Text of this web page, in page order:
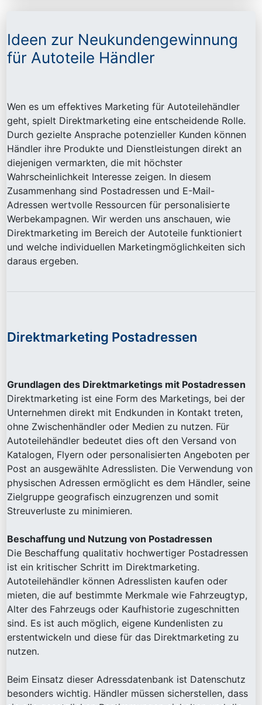
Ideen zur Neukundengewinnung
für Autoteile Händler
Wen es um effektives Marketing für Autoteilehändler
geht, spielt Direktmarketing eine entscheidende Rolle.
Durch gezielte Ansprache potenzieller Kunden können
Händler ihre Produkte und Dienstleistungen direkt an
diejenigen vermarkten, die mit höchster
Wahrscheinlichkeit Interesse zeigen. In diesem
Zusammenhang sind Postadressen und E-Mail-
Adressen wertvolle Ressourcen für personalisierte
Werbekampagnen. Wir werden uns anschauen, wie
Direktmarketing im Bereich der Autoteile funktioniert
und welche individuellen Marketingmöglichkeiten sich
daraus ergeben.
Direktmarketing Postadressen
Grundlagen des Direktmarketings mit Postadressen
Direktmarketing ist eine Form des Marketings, bei der
Unternehmen direkt mit Endkunden in Kontakt treten,
ohne Zwischenhändler oder Medien zu nutzen. Für
Autoteilehändler bedeutet dies oft den Versand von
Katalogen, Flyern oder personalisierten Angeboten per
Post an ausgewählte Adresslisten. Die Verwendung von
physischen Adressen ermöglicht es dem Händler, seine
Zielgruppe geografisch einzugrenzen und somit
Streuverluste zu minimieren.
Beschaffung und Nutzung von Postadressen
Die Beschaffung qualitativ hochwertiger Postadressen
ist ein kritischer Schritt im Direktmarketing.
Autoteilehändler können Adresslisten kaufen oder
mieten, die auf bestimmte Merkmale wie Fahrzeugtyp,
Alter des Fahrzeugs oder Kaufhistorie zugeschnitten
sind. Es ist auch möglich, eigene Kundenlisten zu
erstentwickeln und diese für das Direktmarketing zu
nutzen.
Beim Einsatz dieser Adressdatenbank ist Datenschutz
besonders wichtig. Händler müssen sicherstellen, dass